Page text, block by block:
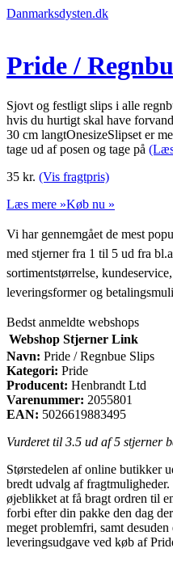
Danmarksdysten.dk
Pride /
Sjovt og festligt slips i alle
hvis du hurtigt skal have
30 cm langtOnesizeSlipset er
tage ud af posen og tage på
35 kr. (Vis fragtpris)
Læs mere »Køb nu »
Vi har gennemgået de mest
med stjerner fra 1 til 5 ud fra
sortimentstørrelse,
leveringsformer og
Bedst anmeldte webshops
Webshop Stjerner Link
Navn: Pride / Regnbue Slips
Kategori: Pride
Producent: Henbrandt Ltd
Varenummer: 2055801
EAN: 5026619883495
Vurderet til 3.5 ud af 5 stjerner
Størstedelen af online butikker
bredt udvalg af
øjeblikket at få bragt ordren til
forbi efter din pakke den dag
meget problemfri, samt
leveringsudgave ved køb af